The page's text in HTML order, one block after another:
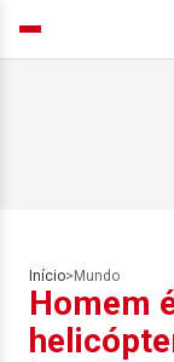
Início> Mundo
Homem